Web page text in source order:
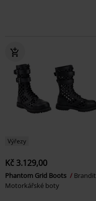
Výřezy
Kč 3.129,00
Phantom Grid Boots
Brandit
Motorkářské boty